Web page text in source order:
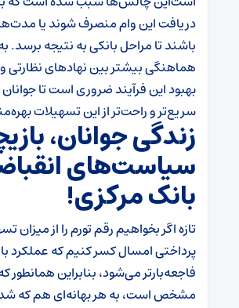
دریافت این وام منصرف شوند یا مدت‌ها
باشند تا مراحل بانکی به نتیجه برسد.
هماهنگی بیشتر بین نهادهای نظارتی
بهبود این فرآیند ضروری است تا جوانان
سریع‌تر و راحت‌تر از این تسهیلات
زندگی جوانان،
سیاست‌های
بانک مرکزی!
تازه اگر بخواهیم رقم تورم را از میزان
پرداختی امسال کسر کنیم که عملکرد
فاجعه‌بارتر می‌شود، بنابراین همانطور که
مشخص است، به هر بهانه‌ای هم که